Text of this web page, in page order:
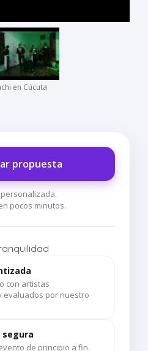
en Cúcuta
propuesta
pocos minutos.
con artistas
evaluados por nuestro
de principio a fin.